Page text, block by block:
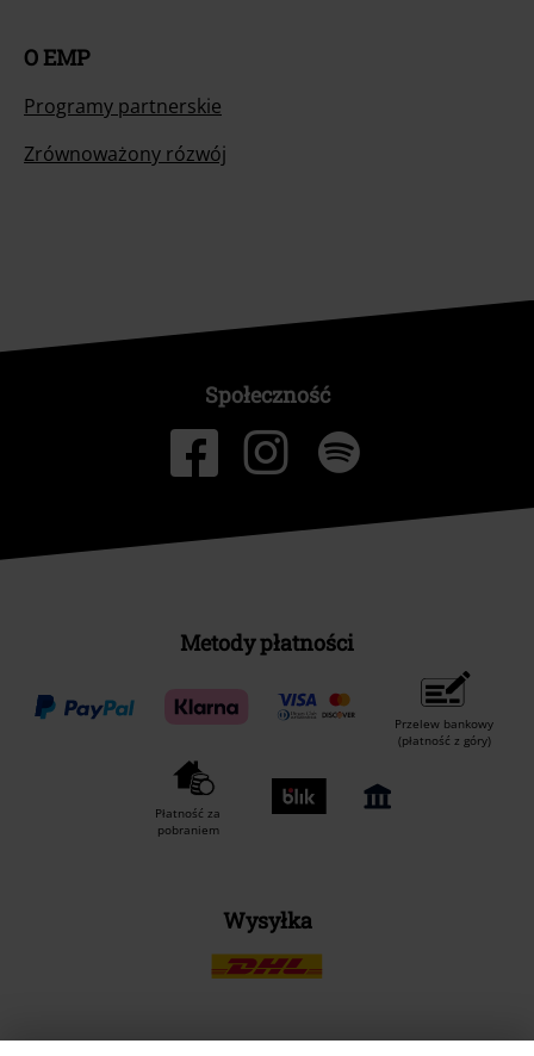
O EMP
Programy partnerskie
Zrównoważony rózwój
Społeczność
Metody płatności
Przelew bankowy
(płatność z góry)
Płatność za
pobraniem
Wysyłka